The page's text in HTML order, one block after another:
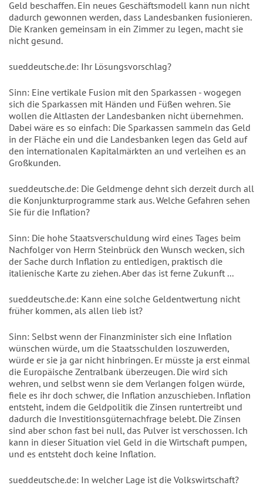
Geld beschaffen. Ein neues Geschäftsmodell kann nun nicht
dadurch gewonnen werden, dass Landesbanken fusionieren.
Die Kranken gemeinsam in ein Zimmer zu legen, macht sie
nicht gesund.
sueddeutsche.de: Ihr Lösungsvorschlag?
Sinn: Eine vertikale Fusion mit den Sparkassen - wogegen
sich die Sparkassen mit Händen und Füßen wehren. Sie
wollen die Altlasten der Landesbanken nicht übernehmen.
Dabei wäre es so einfach: Die Sparkassen sammeln das Geld
in der Fläche ein und die Landesbanken legen das Geld auf
den internationalen Kapitalmärkten an und verleihen es an
Großkunden.
sueddeutsche.de: Die Geldmenge dehnt sich derzeit durch all
die Konjunkturprogramme stark aus. Welche Gefahren sehen
Sie für die Inflation?
Sinn: Die hohe Staatsverschuldung wird eines Tages beim
Nachfolger von Herrn Steinbrück den Wunsch wecken, sich
der Sache durch Inflation zu entledigen, praktisch die
italienische Karte zu ziehen. Aber das ist ferne Zukunft ...
sueddeutsche.de: Kann eine solche Geldentwertung nicht
früher kommen, als allen lieb ist?
Sinn: Selbst wenn der Finanzminister sich eine Inflation
wünschen würde, um die Staatsschulden loszuwerden,
würde er sie ja gar nicht hinbringen. Er müsste ja erst einmal
die Europäische Zentralbank überzeugen. Die wird sich
wehren, und selbst wenn sie dem Verlangen folgen würde,
fiele es ihr doch schwer, die Inflation anzuschieben. Inflation
entsteht, indem die Geldpolitik die Zinsen runtertreibt und
dadurch die Investitionsgüternachfrage belebt. Die Zinsen
sind aber schon fast bei null, das Pulver ist verschossen. Ich
kann in dieser Situation viel Geld in die Wirtschaft pumpen,
und es entsteht doch keine Inflation.
sueddeutsche.de: In welcher Lage ist die Volkswirtschaft?